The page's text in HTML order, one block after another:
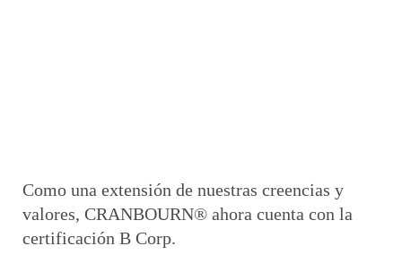
Como una extensión de nuestras creencias y
valores, CRANBOURN® ahora cuenta con la
certificación B Corp.